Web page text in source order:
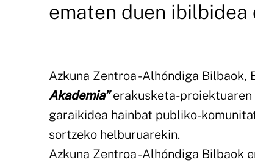
ematen duen ibilbidea
Azkuna Zentroa -Alhóndiga
Akademia”erakusketa-proiektuaren
garaikidea hainbat publiko-
sortzeko helburuarekin.
Azkuna Zentroa -Alhóndiga Bilbaok